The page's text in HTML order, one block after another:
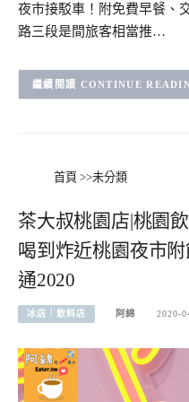
夜市接駁車！附免費早餐、
路三段是間旅客相當推…
CONTINUE
首頁 >>未分類
茶大叔桃園店|桃園
喝到炸近桃園夜市
通2020
冰店︱飲料店 阿綿 2020-